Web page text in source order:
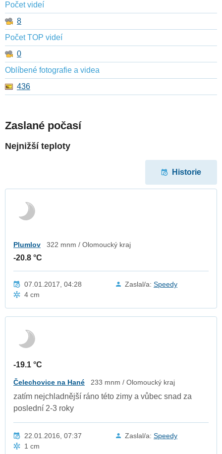
Počet videí
8
Počet TOP videí
0
Oblíbené fotografie a videa
436
Zaslané počasí
Nejnižší teploty
Historie
Plumlov 322 mnm / Olomoucký kraj
-20.8 °C
07.01.2017, 04:28 Zaslal/a: Speedy
4 cm
-19.1 °C
Čelechovice na Hané 233 mnm / Olomoucký kraj
zatím nejchladnější ráno této zimy a vůbec snad za
poslední 2-3 roky
22.01.2016, 07:37 Zaslal/a: Speedy
1 cm